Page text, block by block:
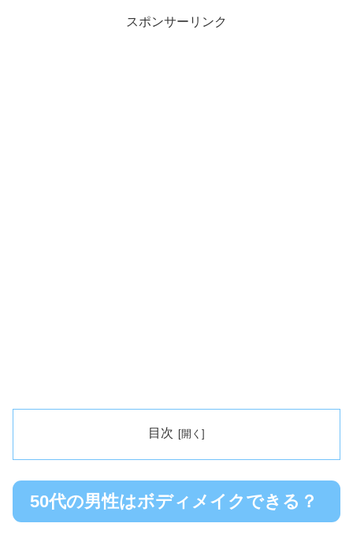
スポンサーリンク
目次
50代の男性はボディメイクできる？